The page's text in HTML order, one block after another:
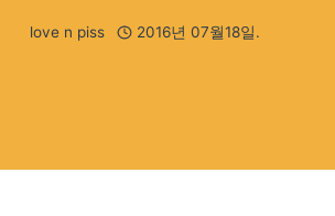
love n piss 2016년 07월18일.